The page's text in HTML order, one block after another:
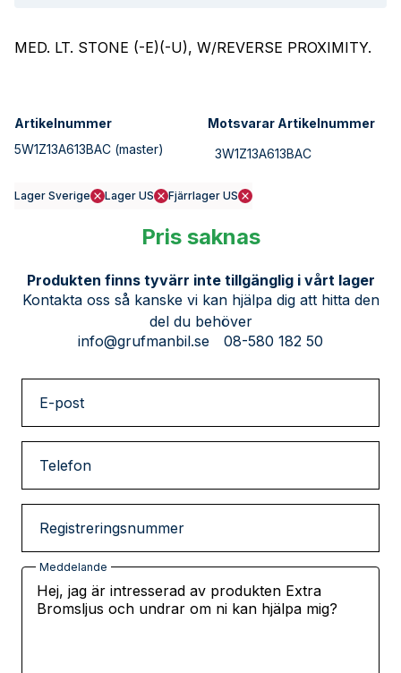
MED. LT. STONE (-E)(-U), W/REVERSE PROXIMITY.
Artikelnummer
5W1Z13A613BAC (master)
Motsvarar Artikelnummer
3W1Z13A613BAC
Lager Sverige Lager US Fjärrlager US
Pris saknas
Produkten finns tyvärr inte tillgänglig i vårt lager
Kontakta oss så kanske vi kan hjälpa dig att hitta den
del du behöver
info@grufmanbil.se
08-580 182 50
E-post
Telefon
Registreringsnummer
Meddelande